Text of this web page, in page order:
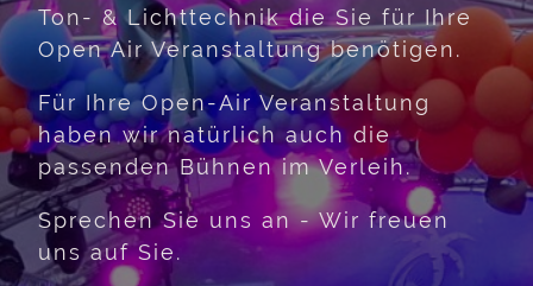
Ton- & Lichttechnik die Sie für Ihre
Open Air Veranstaltung benötigen.
Für Ihre Open-Air Veranstaltung
haben wir natürlich auch die
passenden Bühnen im Verleih.
Sprechen Sie uns an - Wir freuen
uns auf Sie.